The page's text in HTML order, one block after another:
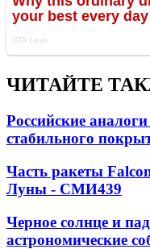
ЧИТАЙТЕ
Российские
стабильного
Часть ракеты
Луны - СМИ439
Черное солнце и
астрономические